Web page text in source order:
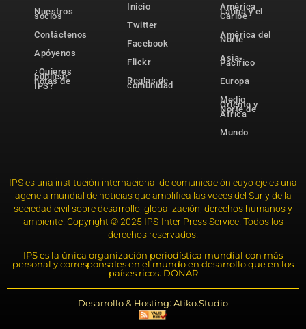
Nuestros
socios
Contáctenos
Apóyenos
¿Quieres
publicar
notas de
IPS?
Inicio
Twitter
Facebook
Flickr
Reglas de
comunidad
América
Latina y el
Caribe
América del
Norte
Asia-
Pacífico
Europa
Medio
Oriente y
Norte de
África
Mundo
IPS es una institución internacional de comunicación cuyo eje es una
agencia mundial de noticias que amplifica las voces del Sur y de la
sociedad civil sobre desarrollo, globalización, derechos humanos y
ambiente. Copyright © 2025 IPS-Inter Press Service. Todos los
derechos reservados.
IPS es la única organización periodística mundial con más
personal y corresponsales en el mundo en desarrollo que en los
países ricos. DONAR
Desarrollo & Hosting: Atiko.Studio